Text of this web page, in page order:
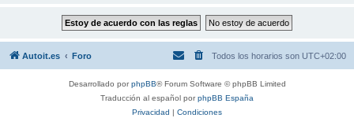
Autoit.es Foro Todos los horarios son UTC+02:00
Desarrollado porphpBB® Forum Software © phpBB Limited
Traducción al español porphpBB España
Privacidad | Condiciones